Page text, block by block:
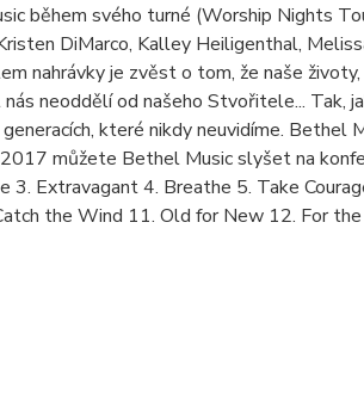
během svého turné (Worship Nights
DiMarco, Kalley Heiligenthal,
nahrávky je zvěst o tom, že naše
neoddělí od našeho Stvořitele... Tak,
které nikdy neuvidíme. Bethel
můžete Bethel Music slyšet na
3. Extravagant 4. Breathe 5. Take
the Wind 11. Old for New 12. For the